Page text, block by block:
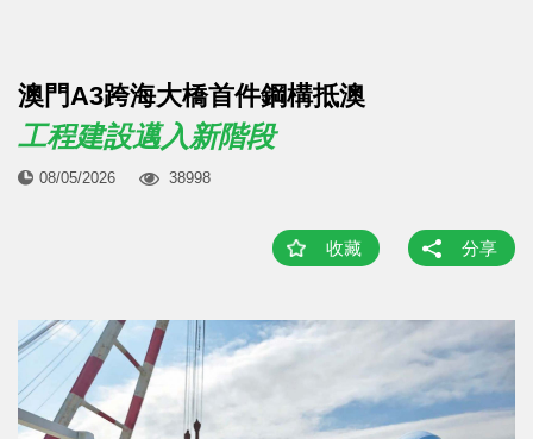
澳門A3跨海大橋首件鋼構抵澳
工程建設邁入新階段
08/05/2026 38998
收藏 分享